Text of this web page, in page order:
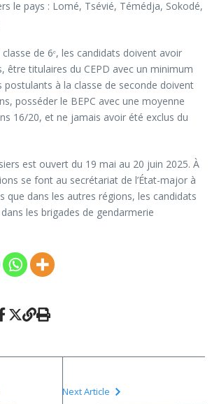
le pays : Lomé, Tsévié, Témédja, Sokodé,
de 6ᵉ, les candidats doivent avoir
être titulaires du CEPD avec un minimum
postulants à la classe de seconde doivent
posséder le BEPC avec une moyenne
16/20, et ne jamais avoir été exclus du
est ouvert du 19 mai au 20 juin 2025. À
se font au secrétariat de l’État-major à
que dans les autres régions, les candidats
les brigades de gendarmerie
Next Article